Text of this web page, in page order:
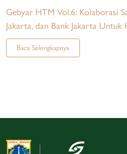
Gebyar HTM Vol.6: Kolaborasi
Jakarta, dan Bank Jakarta Untuk
Baca Selengkapnya